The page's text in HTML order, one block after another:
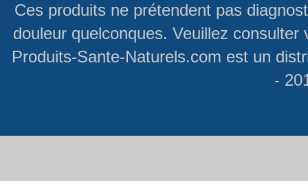
Ces produits ne prétendent pas
douleur quelconques. Veuillez
Produits-Sante-Naturels.com est un
-